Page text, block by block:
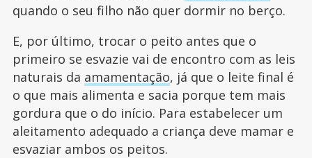
quando o seu filho não quer dormir no berço.
E, por último, trocar o peito antes que o
primeiro se esvazie vai de encontro com as leis
naturais da amamentação, já que o leite final é
o que mais alimenta e sacia porque tem mais
gordura que o do início. Para estabelecer um
aleitamento adequado a criança deve mamar e
esvaziar ambos os peitos.